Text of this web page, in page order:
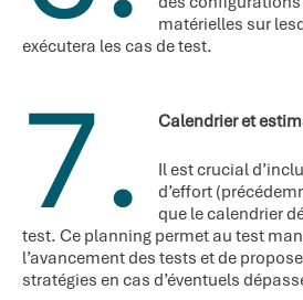
matérielles sur
exécutera les cas de test.
7. Calendrier et
Il est crucial
d’effort
que le calendrier
test. Ce planning permet au test
l’avancement des tests et de
stratégies en cas d’éventuels